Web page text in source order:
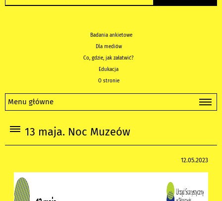
Badania ankietowe
Dla mediów
Co, gdzie, jak załatwić?
Edukacja
O stronie
Menu główne
13 maja. Noc Muzeów
12.05.2023